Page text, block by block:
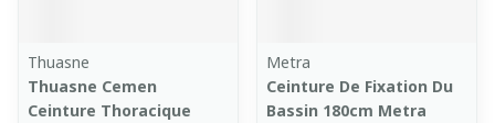
Thuasne
Thuasne Cemen
Ceinture Thoracique
Metra
Ceinture De Fixation Du
Bassin 180cm Metra